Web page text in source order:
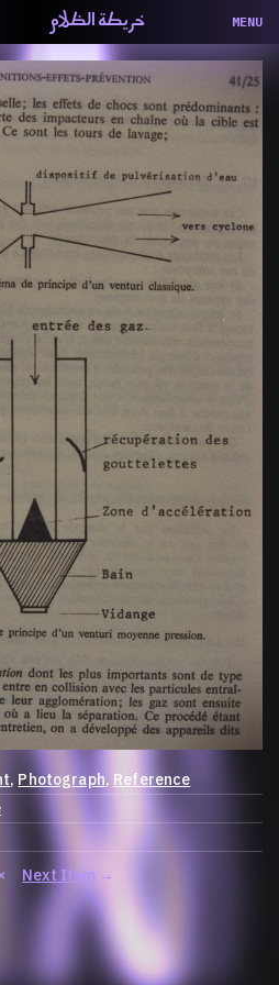
خريطة الظلام MENU
ماهيتنا
السلسة
المساهمين
Photograph Reference
Next Item →